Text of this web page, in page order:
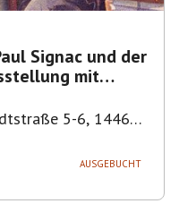
Signac und der
mit
5-6, 14467
AUSGEBUCHT